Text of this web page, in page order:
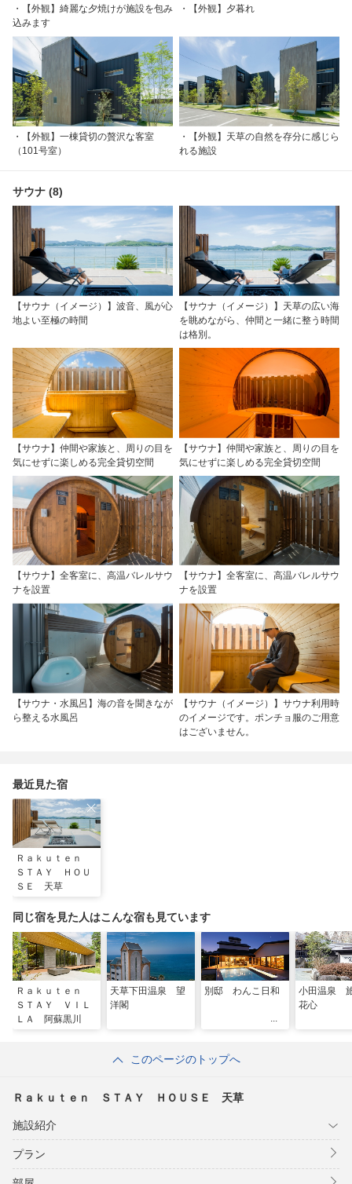
・【外観】綺麗な夕焼けが施設を包み
込みます
・【外観】夕暮れ
・【外観】一棟貸切の贅沢な客室
（101号室）
・【外観】天草の自然を存分に感じら
れる施設
サウナ (8)
【サウナ（イメージ）】波音、風が心
地よい至極の時間
【サウナ（イメージ）】天草の広い海
を眺めながら、仲間と一緒に整う時間
は格別。
【サウナ】仲間や家族と、周りの目を
気にせずに楽しめる完全貸切空間
【サウナ】仲間や家族と、周りの目を
気にせずに楽しめる完全貸切空間
【サウナ】全客室に、高温バレルサウ
ナを設置
【サウナ】全客室に、高温バレルサウ
ナを設置
【サウナ・水風呂】海の音を聞きなが
ら整える水風呂
【サウナ（イメージ）】サウナ利用時
のイメージです。ポンチョ服のご用意
はございません。
最近見た宿
Ｒａｋｕｔｅｎ
ＳＴＡＹ ＨＯＵ
ＳＥ 天草
同じ宿を見た人はこんな宿も見ています
Ｒａｋｕｔｅｎ
ＳＴＡＹ ＶＩＬ
ＬＡ 阿蘇黒川
天草下田温泉 望
洋閣
別邸 わんこ日和
小田温泉
花心
このページのトップへ
Ｒａｋｕｔｅｎ ＳＴＡＹ ＨＯＵＳＥ 天草
施設紹介
プラン